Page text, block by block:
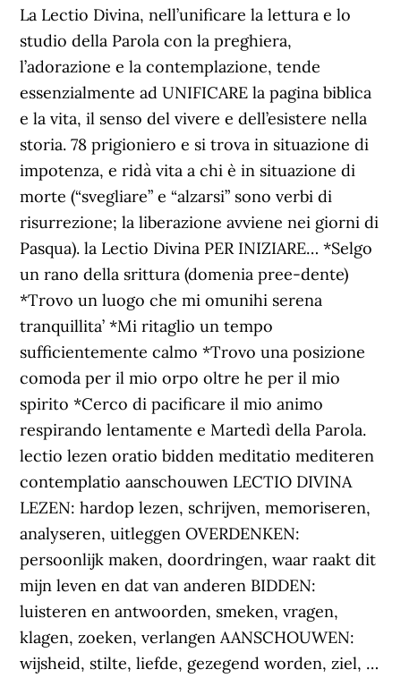
La Lectio Divina, nell’unificare la lettura e lo
studio della Parola con la preghiera,
l’adorazione e la contemplazione, tende
essenzialmente ad UNIFICARE la pagina biblica
e la vita, il senso del vivere e dell’esistere nella
storia. 78 prigioniero e si trova in situazione di
impotenza, e ridà vita a chi è in situazione di
morte (“svegliare” e “alzarsi” sono verbi di
risurrezione; la liberazione avviene nei giorni di
Pasqua). la Lectio Divina PER INIZIARE… *Selgo
un rano della srittura (domenia pree-dente)
*Trovo un luogo che mi omunihi serena
tranquillita’ *Mi ritaglio un tempo
sufficientemente calmo *Trovo una posizione
comoda per il mio orpo oltre he per il mio
spirito *Cerco di pacificare il mio animo
respirando lentamente e Martedì della Parola.
lectio lezen oratio bidden meditatio mediteren
contemplatio aanschouwen LECTIO DIVINA
LEZEN: hardop lezen, schrijven, memoriseren,
analyseren, uitleggen OVERDENKEN:
persoonlijk maken, doordringen, waar raakt dit
mijn leven en dat van anderen BIDDEN:
luisteren en antwoorden, smeken, vragen,
klagen, zoeken, verlangen AANSCHOUWEN:
wijsheid, stilte, liefde, gezegend worden, ziel, …